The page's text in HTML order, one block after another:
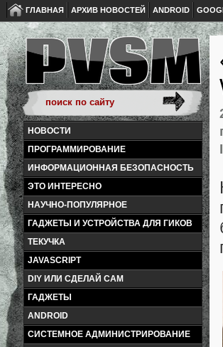
ГЛАВНАЯ АРХИВ НОВОСТЕЙ ANDROID
НОВОСТИ
ПРОГРАММИРОВАНИЕ
ИНФОРМАЦИОННАЯ БЕЗОПАСНОСТЬ
ЭТО ИНТЕРЕСНО
НАУЧНО-ПОПУЛЯРНОЕ
ГАДЖЕТЫ И УСТРОЙСТВА ДЛЯ ГИКОВ
ТЕКУЧКА
JAVASCRIPT
DIY ИЛИ СДЕЛАЙ САМ
ГАДЖЕТЫ
ANDROID
СИСТЕМНОЕ АДМИНИСТРИРОВАНИЕ